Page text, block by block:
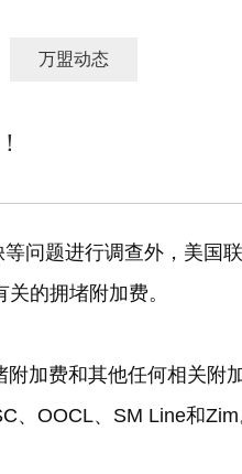
万盟动态
问题进行调查外，美国
的拥堵附加费。
加费和其他任何相关附
、 OOCL、 SM Line和Zim